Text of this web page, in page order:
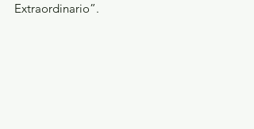
Extraordinario”.